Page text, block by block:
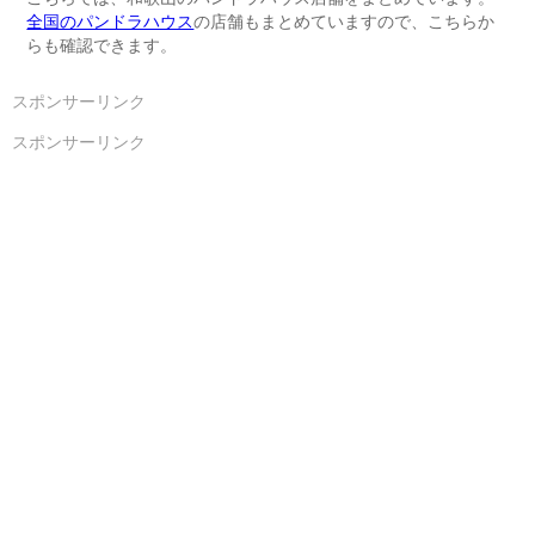
全国のパンドラハウスの店舗もまとめていますので、こちらか
らも確認できます。
スポンサーリンク
スポンサーリンク